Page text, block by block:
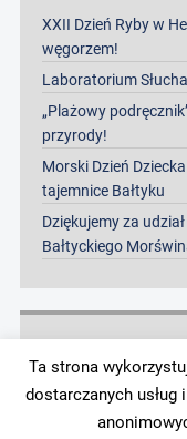
XXII Dzień Ryby w
węgorzem!
Laboratorium
„Plażowy
przyrody!
Morski Dzień
tajemnice Bałtyku
Dziękujemy za
Bałtyckiego
Ta strona
dostarczanych